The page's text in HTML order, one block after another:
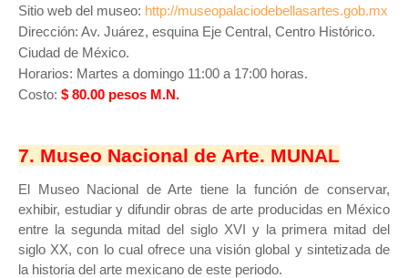
Sitio web del museo: http://museopalaciodebellasartes.gob.mx
Dirección: Av. Juárez, esquina Eje Central, Centro Histórico.
Ciudad de México.
Horarios: Martes a domingo 11:00 a 17:00 horas.
Costo: $ 80.00 pesos M.N.
7. Museo Nacional de Arte. MUNAL
El Museo Nacional de Arte tiene la función de conservar,
exhibir, estudiar y difundir obras de arte producidas en México
entre la segunda mitad del siglo XVI y la primera mitad del
siglo XX, con lo cual ofrece una visión global y sintetizada de
la historia del arte mexicano de este periodo.